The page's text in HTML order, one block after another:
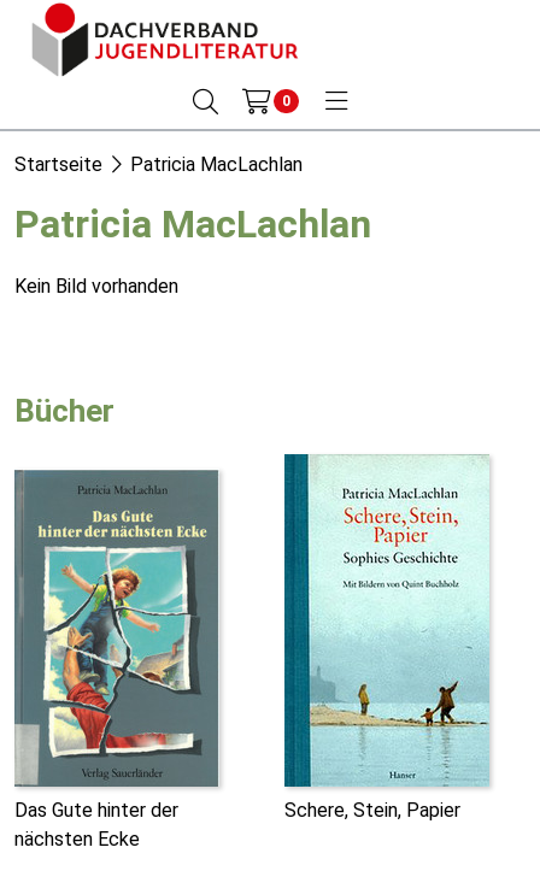
0
Startseite Patricia MacLachlan
Patricia MacLachlan
Kein Bild vorhanden
Bücher
Das Gute hinter der
nächsten Ecke
Schere, Stein, Papier